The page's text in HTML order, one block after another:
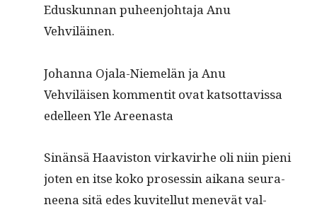
Eduskun­nan puheen­jo­hta­ja Anu
Vehviläinen.
Johan­na Ojala-Niemelän ja Anu
Vehviläisen kom­men­tit ovat kat­sot­tavis­sa
edelleen Yle Areenasta
Sinän­sä Haav­is­ton virkavirhe oli niin pieni
joten en itse koko pros­essin aikana seu­ra­
neena sitä edes kuvitel­lut menevät val­